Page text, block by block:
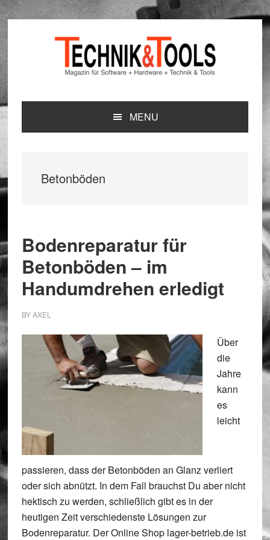
Zur
Hauptnavigation
Zum
Inhalt
Zur
Seitenspalte
MENU
Betonböden
Bodenreparatur für
Betonböden – im
Handumdrehen erledigt
BYAXEL
Über
die
Jahre
kann
es
leicht
passieren, dass der Betonböden an Glanz verliert
oder sich abnützt. In dem Fall brauchst Du aber nicht
hektisch zu werden, schließlich gibt es in der
heutigen Zeit verschiedenste Lösungen zur
Bodenreparatur. Der Online Shop lager-betrieb.de ist